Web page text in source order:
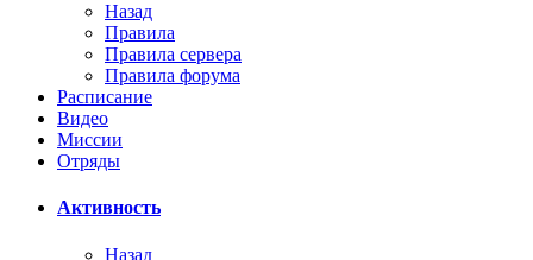
Назад
Правила
Правила сервера
Правила форума
Расписание
Видео
Миссии
Отряды
Активность
Назад